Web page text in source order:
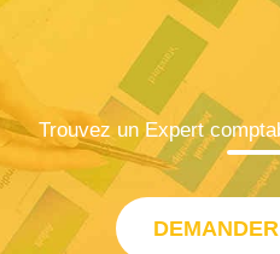
Trouvez un Expert